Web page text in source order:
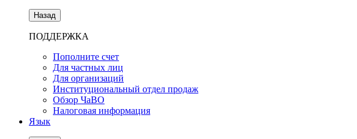
Назад
ПОДДЕРЖКА
Пополните счет
Для частных лиц
Для организаций
Институциональный отдел продаж
Обзор ЧаВО
Налоговая информация
Язык